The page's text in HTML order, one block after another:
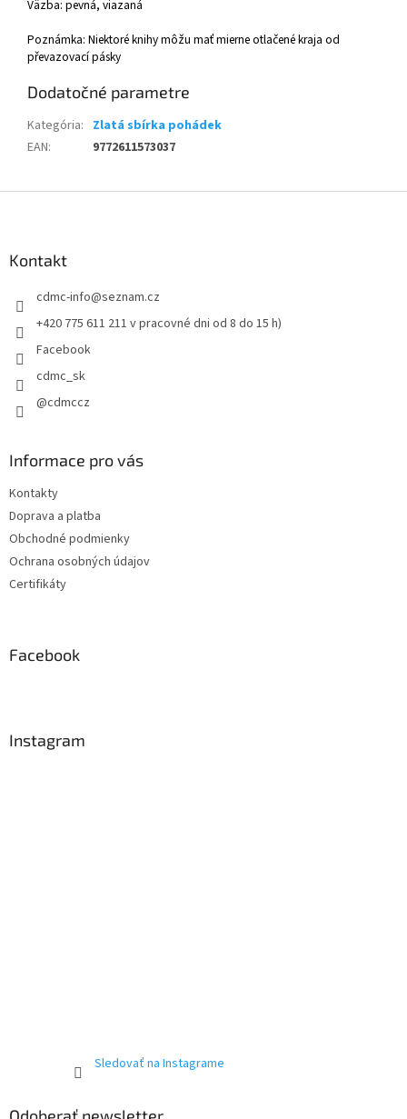
Väzba: pevná, viazaná
Poznámka: Niektoré knihy môžu mať mierne otlačené kraja od
převazovací pásky
Dodatočné parametre
Kategória: Zlatá sbírka pohádek
EAN: 9772611573037
Kontakt
cdmc-info@seznam.cz
+420 775 611 211 v pracovné dni od 8 do 15 h)
Facebook
cdmc_sk
@cdmccz
Informace pro vás
Kontakty
Doprava a platba
Obchodné podmienky
Ochrana osobných údajov
Certifikáty
Facebook
Instagram
Sledovať na Instagrame